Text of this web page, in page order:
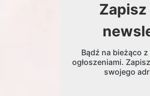
Bądź na bieżąco
ogłoszeniami.
swojego